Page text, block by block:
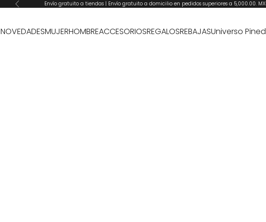
Anterior Envío gratuito a tiendas | Envío gratuito a domicilio en pedidos superiores a 5,000.00.
NOVEDADESMUJERHOMBREACCESORIOSREGALOSREBAJASUniverso